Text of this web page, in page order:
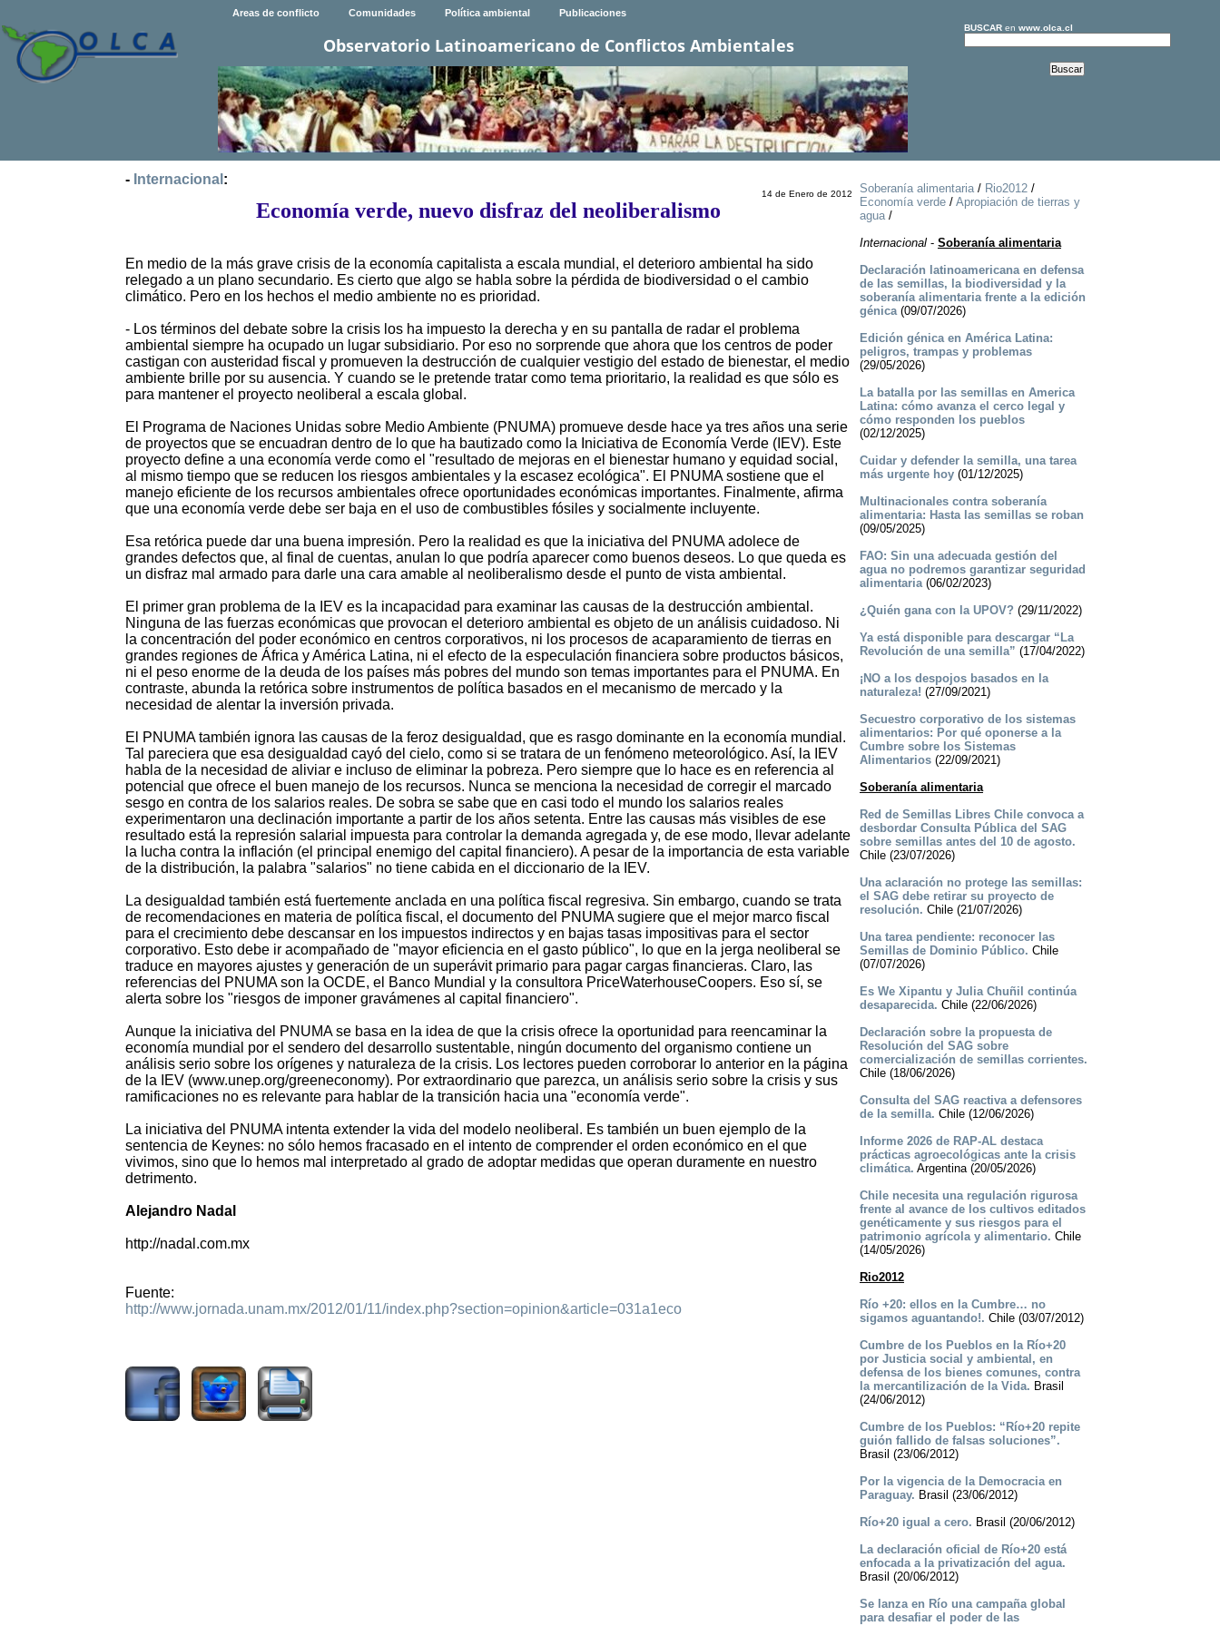
Areas de conflicto Comunidades Política ambiental Publicaciones
Observatorio Latinoamericano de Conflictos Ambientales
BUSCARen www.olca.cl
- Internacional :
14 de Enero de 2012
Economía verde, nuevo disfraz del neoliberalismo
En medio de la más grave crisis de la economía capitalista a escala mundial, el deterioro ambiental ha sido
relegado a un plano secundario. Es cierto que algo se habla sobre la pérdida de biodiversidad o el cambio
climático. Pero en los hechos el medio ambiente no es prioridad.
- Los términos del debate sobre la crisis los ha impuesto la derecha y en su pantalla de radar el problema
ambiental siempre ha ocupado un lugar subsidiario. Por eso no sorprende que ahora que los centros de poder
castigan con austeridad fiscal y promueven la destrucción de cualquier vestigio del estado de bienestar, el medio
ambiente brille por su ausencia. Y cuando se le pretende tratar como tema prioritario, la realidad es que sólo es
para mantener el proyecto neoliberal a escala global.
El Programa de Naciones Unidas sobre Medio Ambiente (PNUMA) promueve desde hace ya tres años una serie
de proyectos que se encuadran dentro de lo que ha bautizado como la Iniciativa de Economía Verde (IEV). Este
proyecto define a una economía verde como el "resultado de mejoras en el bienestar humano y equidad social,
al mismo tiempo que se reducen los riesgos ambientales y la escasez ecológica". El PNUMA sostiene que el
manejo eficiente de los recursos ambientales ofrece oportunidades económicas importantes. Finalmente, afirma
que una economía verde debe ser baja en el uso de combustibles fósiles y socialmente incluyente.
Esa retórica puede dar una buena impresión. Pero la realidad es que la iniciativa del PNUMA adolece de
grandes defectos que, al final de cuentas, anulan lo que podría aparecer como buenos deseos. Lo que queda es
un disfraz mal armado para darle una cara amable al neoliberalismo desde el punto de vista ambiental.
El primer gran problema de la IEV es la incapacidad para examinar las causas de la destrucción ambiental.
Ninguna de las fuerzas económicas que provocan el deterioro ambiental es objeto de un análisis cuidadoso. Ni
la concentración del poder económico en centros corporativos, ni los procesos de acaparamiento de tierras en
grandes regiones de África y América Latina, ni el efecto de la especulación financiera sobre productos básicos,
ni el peso enorme de la deuda de los países más pobres del mundo son temas importantes para el PNUMA. En
contraste, abunda la retórica sobre instrumentos de política basados en el mecanismo de mercado y la
necesidad de alentar la inversión privada.
El PNUMA también ignora las causas de la feroz desigualdad, que es rasgo dominante en la economía mundial.
Tal pareciera que esa desigualdad cayó del cielo, como si se tratara de un fenómeno meteorológico. Así, la IEV
habla de la necesidad de aliviar e incluso de eliminar la pobreza. Pero siempre que lo hace es en referencia al
potencial que ofrece el buen manejo de los recursos. Nunca se menciona la necesidad de corregir el marcado
sesgo en contra de los salarios reales. De sobra se sabe que en casi todo el mundo los salarios reales
experimentaron una declinación importante a partir de los años setenta. Entre las causas más visibles de ese
resultado está la represión salarial impuesta para controlar la demanda agregada y, de ese modo, llevar adelante
la lucha contra la inflación (el principal enemigo del capital financiero). A pesar de la importancia de esta variable
de la distribución, la palabra "salarios" no tiene cabida en el diccionario de la IEV.
La desigualdad también está fuertemente anclada en una política fiscal regresiva. Sin embargo, cuando se trata
de recomendaciones en materia de política fiscal, el documento del PNUMA sugiere que el mejor marco fiscal
para el crecimiento debe descansar en los impuestos indirectos y en bajas tasas impositivas para el sector
corporativo. Esto debe ir acompañado de "mayor eficiencia en el gasto público", lo que en la jerga neoliberal se
traduce en mayores ajustes y generación de un superávit primario para pagar cargas financieras. Claro, las
referencias del PNUMA son la OCDE, el Banco Mundial y la consultora PriceWaterhouseCoopers. Eso sí, se
alerta sobre los "riesgos de imponer gravámenes al capital financiero".
Aunque la iniciativa del PNUMA se basa en la idea de que la crisis ofrece la oportunidad para reencaminar la
economía mundial por el sendero del desarrollo sustentable, ningún documento del organismo contiene un
análisis serio sobre los orígenes y naturaleza de la crisis. Los lectores pueden corroborar lo anterior en la página
de la IEV (www.unep.org/greeneconomy). Por extraordinario que parezca, un análisis serio sobre la crisis y sus
ramificaciones no es relevante para hablar de la transición hacia una "economía verde".
La iniciativa del PNUMA intenta extender la vida del modelo neoliberal. Es también un buen ejemplo de la
sentencia de Keynes: no sólo hemos fracasado en el intento de comprender el orden económico en el que
vivimos, sino que lo hemos mal interpretado al grado de adoptar medidas que operan duramente en nuestro
detrimento.
Alejandro Nadal
http://nadal.com.mx
Fuente:
http://www.jornada.unam.mx/2012/01/11/index.php?section=opinion&article=031a1eco
Soberanía alimentaria/ Rio2012/
Economía verde/ Apropiación de tierras y
agua/
Internacional- Soberanía alimentaria
Declaración latinoamericana en defensa
de las semillas, la biodiversidad y la
soberanía alimentaria frente a la edición
génica(09/07/2026)
Edición génica en América Latina:
peligros, trampas y problemas
(29/05/2026)
La batalla por las semillas en America
Latina: cómo avanza el cerco legal y
cómo responden los pueblos
(02/12/2025)
Cuidar y defender la semilla, una tarea
más urgente hoy(01/12/2025)
Multinacionales contra soberanía
alimentaria: Hasta las semillas se roban
(09/05/2025)
FAO: Sin una adecuada gestión del
agua no podremos garantizar seguridad
alimentaria(06/02/2023)
¿Quién gana con la UPOV? (29/11/2022)
Ya está disponible para descargar “La
Revolución de una semilla” (17/04/2022)
¡NO a los despojos basados en la
naturaleza! (27/09/2021)
Secuestro corporativo de los sistemas
alimentarios: Por qué oponerse a la
Cumbre sobre los Sistemas
Alimentarios(22/09/2021)
Soberanía alimentaria
Red de Semillas Libres Chile convoca a
desbordar Consulta Pública del SAG
sobre semillas antes del 10 de agosto.
Chile (23/07/2026)
Una aclaración no protege las semillas:
el SAG debe retirar su proyecto de
resolución. Chile (21/07/2026)
Una tarea pendiente: reconocer las
Semillas de Dominio Público. Chile
(07/07/2026)
Es We Xipantu y Julia Chuñil continúa
desaparecida. Chile (22/06/2026)
Declaración sobre la propuesta de
Resolución del SAG sobre
comercialización de semillas corrientes.
Chile (18/06/2026)
Consulta del SAG reactiva a defensores
de la semilla. Chile (12/06/2026)
Informe 2026 de RAP-AL destaca
prácticas agroecológicas ante la crisis
climática. Argentina (20/05/2026)
Chile necesita una regulación rigurosa
frente al avance de los cultivos editados
genéticamente y sus riesgos para el
patrimonio agrícola y alimentario. Chile
(14/05/2026)
Rio2012
Río +20: ellos en la Cumbre… no
sigamos aguantando!. Chile (03/07/2012)
Cumbre de los Pueblos en la Río+20
por Justicia social y ambiental, en
defensa de los bienes comunes, contra
la mercantilización de la Vida. Brasil
(24/06/2012)
Cumbre de los Pueblos: “Río+20 repite
guión fallido de falsas soluciones”.
Brasil (23/06/2012)
Por la vigencia de la Democracia en
Paraguay. Brasil (23/06/2012)
Río+20 igual a cero. Brasil (20/06/2012)
La declaración oficial de Río+20 está
enfocada a la privatización del agua.
Brasil (20/06/2012)
Se lanza en Río una campaña global
para desafiar el poder de las